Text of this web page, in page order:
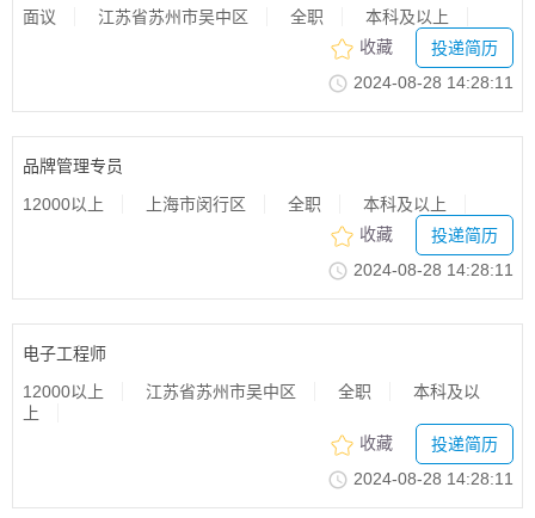
面议 江苏省苏州市吴中区 全职 本科及以上
收藏
投递简历
2024-08-2814:28:11
品牌管理专员
12000以上 上海市闵行区 全职 本科及以上
收藏
投递简历
2024-08-2814:28:11
电子工程师
12000以上 江苏省苏州市吴中区 全职
本科及以
上
收藏
投递简历
2024-08-2814:28:11